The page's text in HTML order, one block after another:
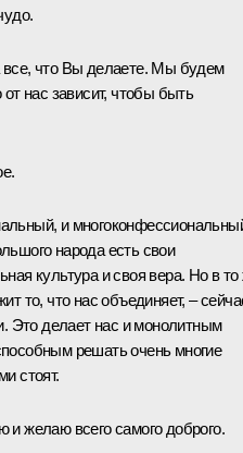
все, что Вы делаете. Мы будем
нас зависит, чтобы быть
и
народа есть свои
культура и своя вера. Но в
то, что нас объединяет, –
Это делает нас и монолитным
решать очень многие
стоят.
желаю всего самого доброго.